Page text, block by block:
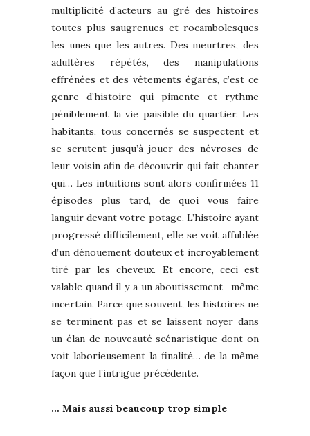
multiplicité d’acteurs au gré des histoires
toutes plus saugrenues et rocambolesques
les unes que les autres. Des meurtres, des
adultères répétés, des manipulations
effrénées et des vêtements égarés, c’est ce
genre d’histoire qui pimente et rythme
péniblement la vie paisible du quartier. Les
habitants, tous concernés se suspectent et
se scrutent jusqu’à jouer des névroses de
leur voisin afin de découvrir qui fait chanter
qui… Les intuitions sont alors confirmées 11
épisodes plus tard, de quoi vous faire
languir devant votre potage. L’histoire ayant
progressé difficilement, elle se voit affublée
d’un dénouement douteux et incroyablement
tiré par les cheveux. Et encore, ceci est
valable quand il y a un aboutissement -même
incertain. Parce que souvent, les histoires ne
se terminent pas et se laissent noyer dans
un élan de nouveauté scénaristique dont on
voit laborieusement la finalité… de la même
façon que l’intrigue précédente.
… Mais aussi beaucoup trop simple